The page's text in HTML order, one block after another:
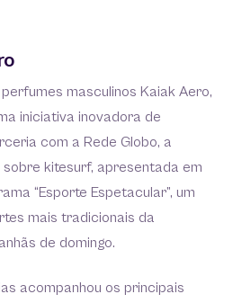
masculinos Kaiak Aero,
iniciativa inovadora de
com a Rede Globo, a
kitesurf, apresentada em
“Esporte Espetacular”, um
mais tradicionais da
de domingo.
acompanhou os principais